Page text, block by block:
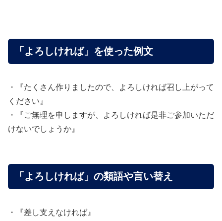
「よろしければ」を使った例文
・『たくさん作りましたので、よろしければ召し上がって
ください』
・『ご無理を申しますが、よろしければ是非ご参加いただ
けないでしょうか』
「よろしければ」の類語や言い替え
・『差し支えなければ』